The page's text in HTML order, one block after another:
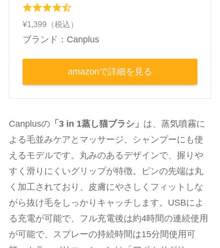
¥1,399（税込）
ブランド：Canplus
amazonで詳細を見る
Canplusの「3 in 1蒸し猫ブラシ」 は、蒸気噴霧に
よる毛並みケアとマッサージ、シャンプーにも使
えるモデルです。丸みのあるデザインで、握りや
すく滑りにくいグリップが特徴。ピンの先端は丸
く加工されており、皮膚にやさしくフィットしな
がら抜け毛をしっかりキャッチします。USBによ
る充電が可能で、フル充電後は約4時間の連続使用
が可能で、スプレーの持続時間は15分間使用可